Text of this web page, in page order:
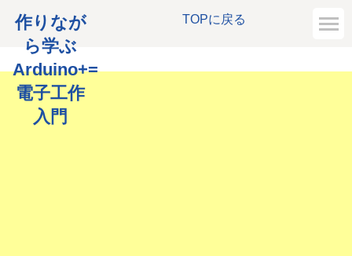
TOPに戻る
作りなが
ら学ぶ
Arduino+=
電子工作
入門